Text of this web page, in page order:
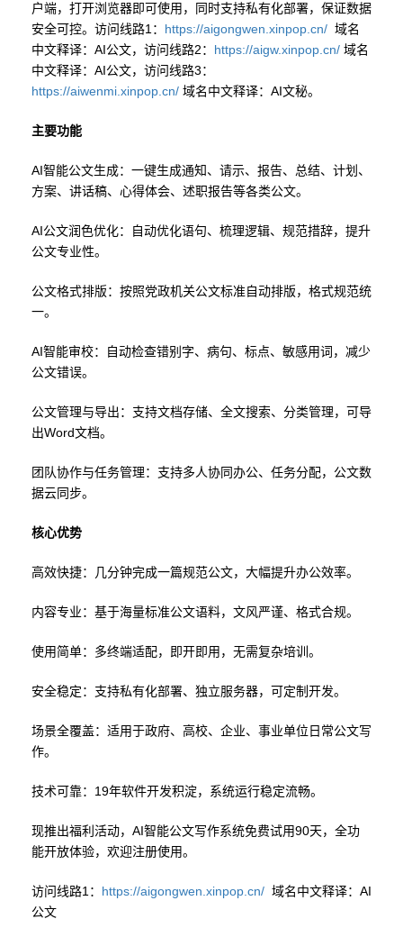
户端，打开浏览器即可使用，同时支持私有化部署，保证数据
安全可控。访问线路1： https://aigongwen.xinpop.cn/ 域名
中文释译：AI公文，访问线路2： https://aigw.xinpop.cn/ 域名
中文释译：AI公文，访问线路3：
https://aiwenmi.xinpop.cn/ 域名中文释译：AI文秘。
主要功能
AI智能公文生成：一键生成通知、请示、报告、总结、计划、
方案、讲话稿、心得体会、述职报告等各类公文。
AI公文润色优化：自动优化语句、梳理逻辑、规范措辞，提升
公文专业性。
公文格式排版：按照党政机关公文标准自动排版，格式规范统
一。
AI智能审校：自动检查错别字、病句、标点、敏感用词，减少
公文错误。
公文管理与导出：支持文档存储、全文搜索、分类管理，可导
出Word文档。
团队协作与任务管理：支持多人协同办公、任务分配，公文数
据云同步。
核心优势
高效快捷：几分钟完成一篇规范公文，大幅提升办公效率。
内容专业：基于海量标准公文语料，文风严谨、格式合规。
使用简单：多终端适配，即开即用，无需复杂培训。
安全稳定：支持私有化部署、独立服务器，可定制开发。
场景全覆盖：适用于政府、高校、企业、事业单位日常公文写
作。
技术可靠：19年软件开发积淀，系统运行稳定流畅。
现推出福利活动，AI智能公文写作系统免费试用90天，全功
能开放体验，欢迎注册使用。
访问线路1： https://aigongwen.xinpop.cn/ 域名中文释译：AI
公文